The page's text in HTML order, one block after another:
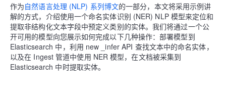
作为自然语言处理 (NLP) 系列博文的一部分，本文将采用示例讲
解的方式，介绍使用一个命名实体识别 (NER) NLP 模型来定位和
提取非结构化文本字段中预定义类别的实体。我们将通过一个公
开可用的模型向您展示如何完成以下几种操作：部署模型到
Elasticsearch 中，利用 new _infer API 查找文本中的命名实体，
以及在 Ingest 管道中使用 NER 模型，在文档被采集到
Elasticsearch 中时提取实体。